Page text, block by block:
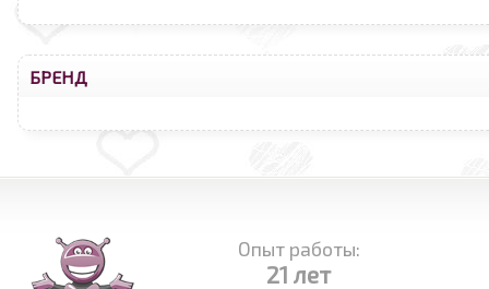
БРЕНД
Опыт работы:
21 лет